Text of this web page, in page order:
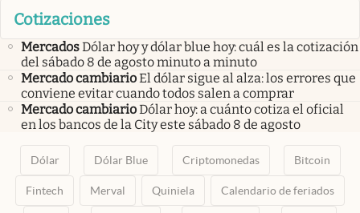
Cotizaciones
MercadosDólar hoy y dólar blue hoy: cuál es la cotización
del sábado 8 de agosto minuto a minuto
Mercado cambiarioEl dólar sigue al alza: los errores que
conviene evitar cuando todos salen a comprar
Mercado cambiarioDólar hoy: a cuánto cotiza el oficial
en los bancos de la City este sábado 8 de agosto
Dólar Dólar Blue Criptomonedas Bitcoin
Fintech Merval Quiniela Calendario de feriados